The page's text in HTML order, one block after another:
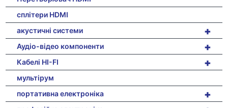
сплітери HDMI
+
акустичні системи
+
Аудіо-відео компоненти
+
Кабелі HI-FI
мультірум
+
портативна електроніка